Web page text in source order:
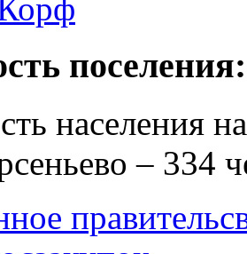
поселения:
населения
– 334